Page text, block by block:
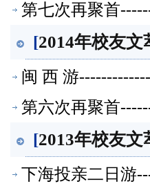
第七次再聚首
[2014年校友文
闽 西 游
第六次再聚首
[2013年校友文
下海投亲二日游